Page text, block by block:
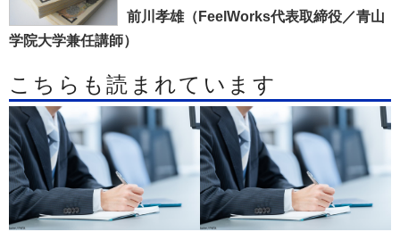
前川孝雄（FeelWorks代表取締役／青山
学院大学兼任講師）
こちらも読まれています